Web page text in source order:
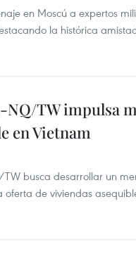
en Moscú a expertos
la histórica
NQ/TW impulsa
en Vietnam
TW busca desarrollar un
oferta de viviendas